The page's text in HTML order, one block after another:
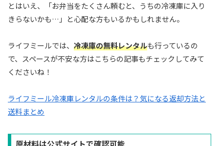
とはいえ、「お弁当をたくさん頼むと、うちの冷凍庫に入り
きらないかも…」と心配な方もいるかもしれません。
ライフミールでは、 冷凍庫の無料レンタルも行っているの
で、スペースが不安な方はこちらの記事もチェックしてみて
くださいね！
ライフミール冷凍庫レンタルの条件は？気になる返却方法と
送料まとめ